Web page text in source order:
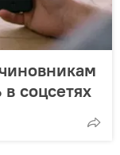
соцсетях